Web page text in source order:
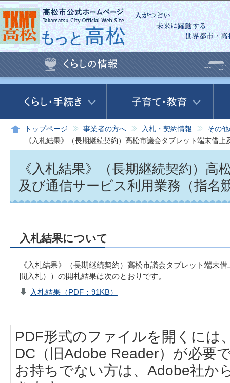
この
トップページ 事業者の方へ 入札・契約情報
その
《入札結果》（長期継続契約）高松市議会タブレット端末借
《入札結果》（長期継続契約）
及び通信サービス利用業務（指名
入札結果について
《入札結果》（長期継続契約）高松市議会タブレット端末
間入札））の開札結果は次のとおりです。
入札結果（PDF：91KB）
PDF形式のファイルを開くには
DC（旧Adobe Reader）が必要
お持ちでない方は、Adobe社か